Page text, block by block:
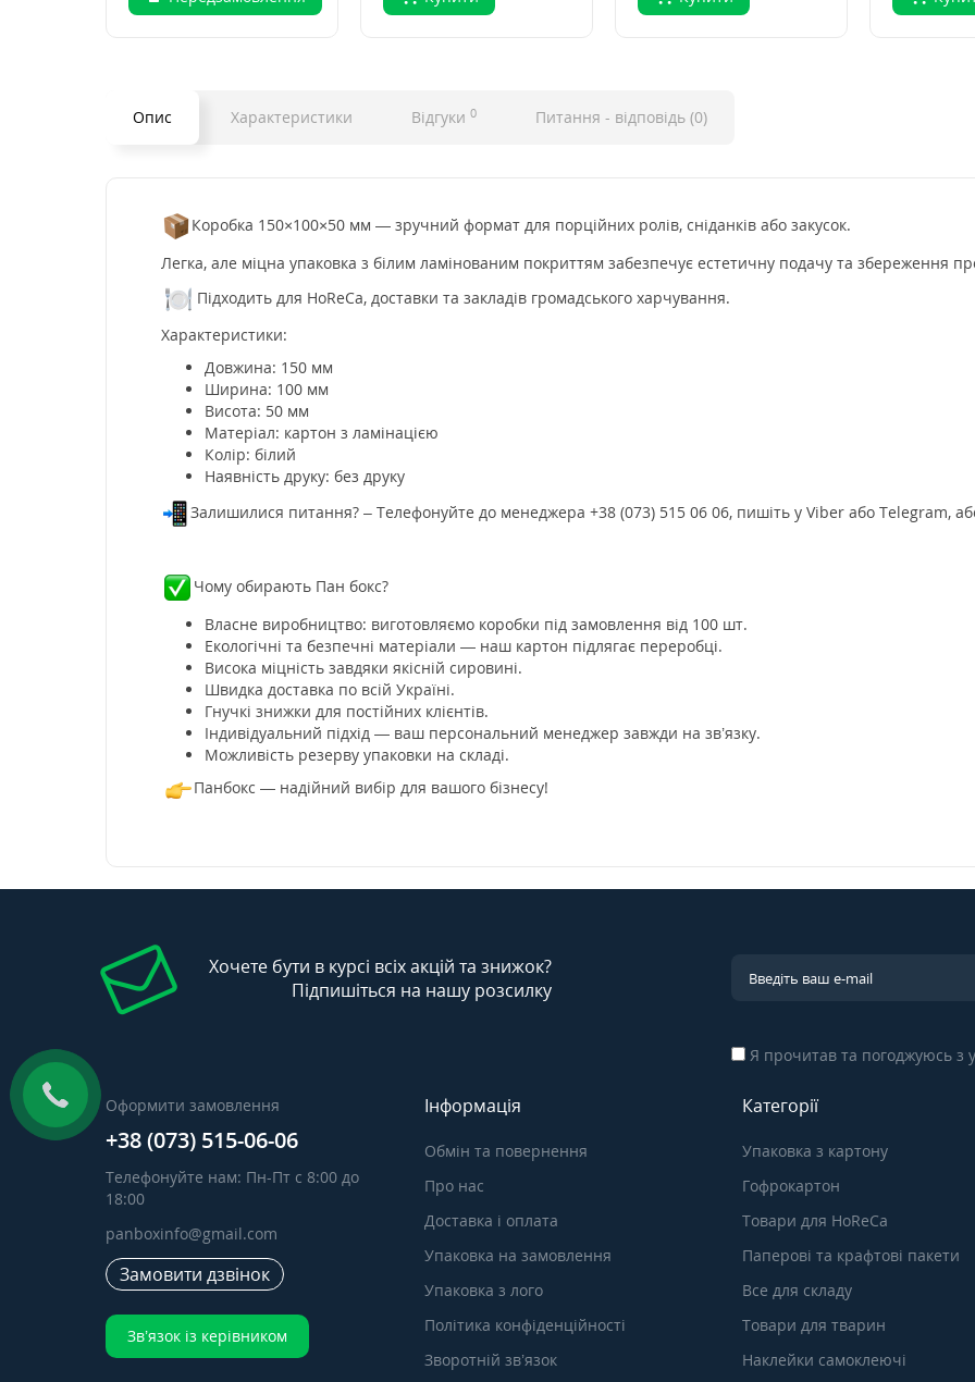
Опис Характеристики Відгуки 0 Питання - відповідь (0)
Коробка 150×100×50 мм — зручний формат для порційних ролів, сніданків або закусок.
Легка, але міцна упаковка з білим ламінованим покриттям забезпечує естетичну подачу та збереження
Підходить для HoReCa, доставки та закладів громадського харчування.
Характеристики:
Довжина: 150 мм
Ширина: 100 мм
Висота: 50 мм
Матеріал: картон з ламінацією
Колір: білий
Наявність друку: без друку
Залишилися питання? – Телефонуйте до менеджера +38 (073) 515 06 06, пишіть у Viber або Telegram,
Чому обирають Пан бокс?
Власне виробництво: виготовляємо коробки під замовлення від 100 шт.
Екологічні та безпечні матеріали — наш картон підлягає переробці.
Висока міцність завдяки якісній сировині.
Швидка доставка по всій Україні.
Гнучкі знижки для постійних клієнтів.
Індивідуальний підхід — ваш персональний менеджер завжди на зв’язку.
Можливість резерву упаковки на складі.
Панбокс — надійний вибір для вашого бізнесу!
Хочете бути в курсі всіх акцій та знижок?
Підпишіться на нашу розсилку
Я прочитав та погоджуюсь з
Оформити замовлення
+38 (073) 515-06-06
Телефонуйте нам: Пн-Пт с 8:00 до
18:00
panboxinfo@gmail.com
Замовити дзвінок
Зв’язок із керівником
Інформація
Обмін та повернення
Про нас
Доставка і оплата
Упаковка на замовлення
Упаковка з лого
Політика конфіденційності
Зворотній зв’язок
Категорії
Упаковка з картону
Гофрокартон
Товари для HoReCa
Паперові та крафтові пакети
Все для складу
Товари для тварин
Наклейки самоклеючі